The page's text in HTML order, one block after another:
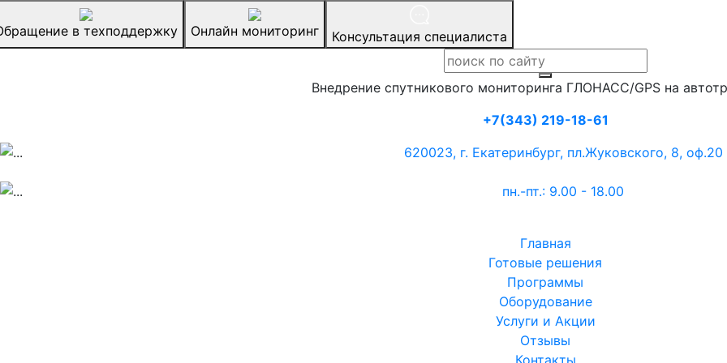
в техподдержку Онлайн мониторинг Консультация специалиста
Внедрение спутникового мониторинга ГЛОНАСС/GPS на
+7(343) 219-18-61
620023, г. Екатеринбург, пл.Жуковского, 8, оф.20
пн.-пт.: 9.00 - 18.00
Главная
Готовые решения
Программы
Оборудование
Услуги и Акции
Отзывы
Контакты